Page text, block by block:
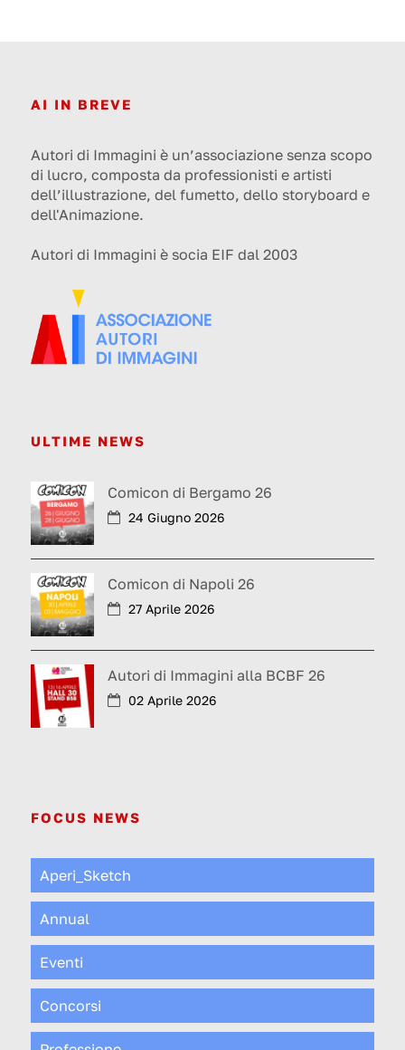
AI IN BREVE
Autori di Immagini è un’associazione senza scopo
di lucro, composta da professionisti e artisti
dell’illustrazione, del fumetto, dello storyboard e
dell'Animazione.
Autori di Immagini è socia EIF dal 2003
ULTIME NEWS
Comicon di Bergamo 26
24 Giugno 2026
Comicon di Napoli 26
27 Aprile 2026
Autori di Immagini alla BCBF 26
02 Aprile 2026
FOCUS NEWS
Aperi_Sketch
Annual
Eventi
Concorsi